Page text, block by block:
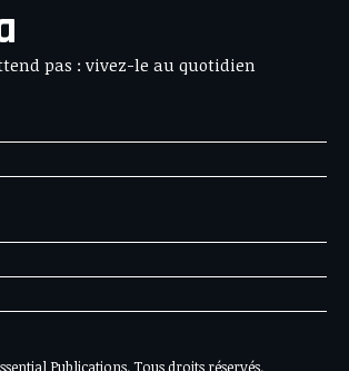
pas : vivez-le au quotidien
Publications. Tous droits réservés.